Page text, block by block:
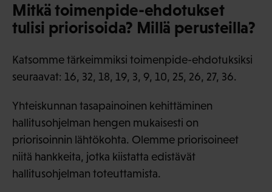
Mitkä toimenpide-ehdotukset
tulisi priorisoida? Millä perusteilla?
Katsomme tärkeimmiksi toimenpide-ehdotuksiksi
seuraavat: 16, 32, 18, 19, 3, 9, 10, 25, 26, 27, 36.
Yhteiskunnan tasapainoinen kehittäminen
hallitusohjelman hengen mukaisesti on
priorisoinnin lähtökohta. Olemme priorisoineet
niitä hankkeita, jotka kiistatta edistävät
hallitusohjelman toteuttamista.